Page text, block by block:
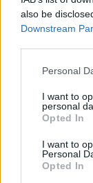
also be
Downstream
Please note
not limited to
grant or deny
use your data
consent section.
Personal
I want to
personal
Opted In
I want to
Personal
Opted In
sul